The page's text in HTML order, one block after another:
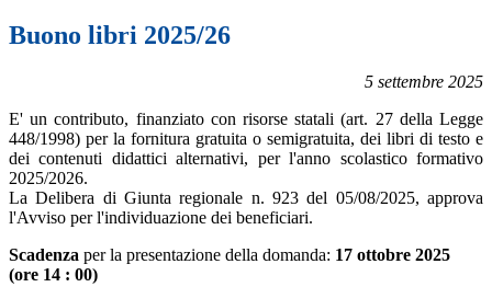
Buono libri 2025/26
5 settembre 2025
E' un contributo, finanziato con risorse statali (art. 27 della Legge
448/1998) per la fornitura gratuita o semigratuita, dei libri di testo e
dei contenuti didattici alternativi, per l'anno scolastico formativo
2025/2026.
La Delibera di Giunta regionale n. 923 del 05/08/2025, approva
l'Avviso per l'individuazione dei beneficiari.
Scadenza per la presentazione della domanda: 17 ottobre 2025
(ore 14 : 00)